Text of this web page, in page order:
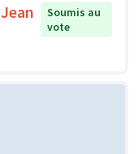
Soumis au
vote